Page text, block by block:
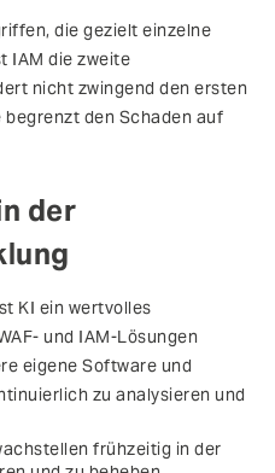
die gezielt einzelne
IAM die zweite
nicht zwingend den ersten
den Schaden auf
der
KI ein wertvolles
und IAM-Lösungen
eigene Software und
zu analysieren und
frühzeitig in der